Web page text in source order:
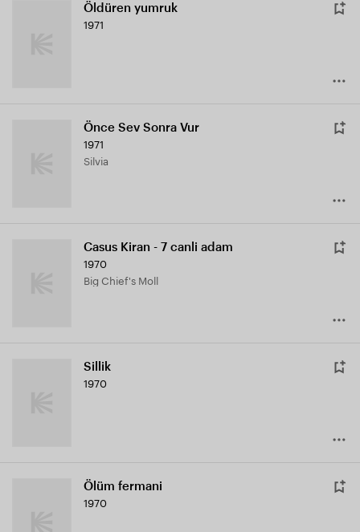
Öldüren yumruk
1971
Önce Sev Sonra Vur
1971
Silvia
Casus Kiran - 7 canli adam
1970
Big Chief's Moll
Sillik
1970
Ölüm fermani
1970